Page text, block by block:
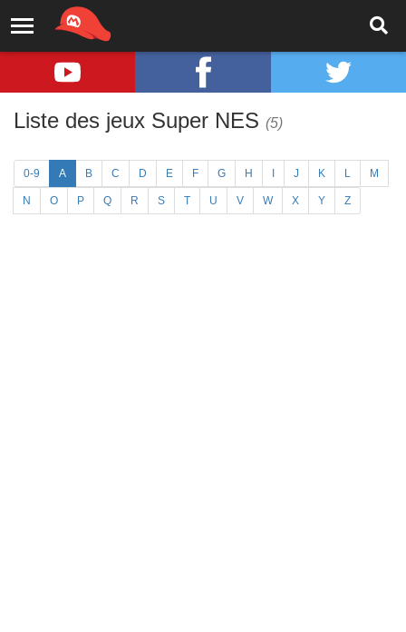
Liste des jeux Super NES (5)
0-9 A B C D E F G H J K L M
N O P Q R S T U V W X Y Z